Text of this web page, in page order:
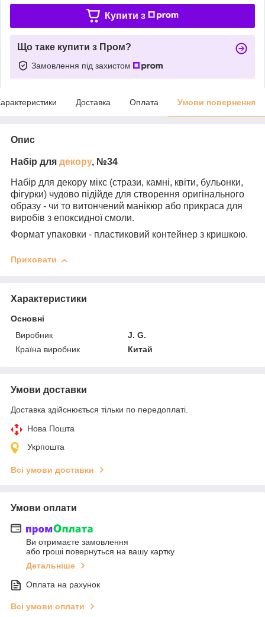
Купити з
Що таке купити з Пром?
Замовлення під захистом
Доставка Оплата Умови повернення
Опис
Набір для декору, №34
Набір для декору мікс (стрази, камні, квіти, бульонки,
фігурки) чудово підійде для створення оригінального
образу - чи то витончений манікюр або прикраса для
виробів з епоксидної смоли.
Формат упаковки - пластиковий контейнер з кришкою.
Приховати
Характеристики
Основні
Виробник
J. G.
Країна виробник
Китай
Умови доставки
Доставка здійснюється тільки по передоплаті.
Нова Пошта
Укрпошта
Всі умови доставки
Умови оплати
Ви отримаєте замовлення
або гроші повернуться на вашу картку
Детальніше
Оплата на рахунок
Всі умови оплати